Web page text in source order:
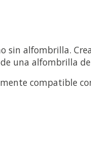
sin alfombrilla.
una alfombrilla
compatible